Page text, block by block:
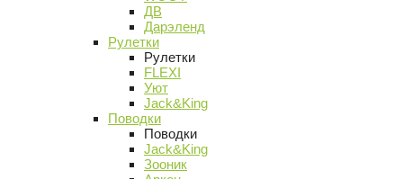
ДВ
Дарэленд
Рулетки
Рулетки
FLEXI
Уют
Jack&King
Поводки
Поводки
Jack&King
Зооник